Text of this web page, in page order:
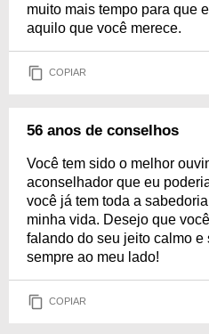
muito mais tempo para que
aquilo que você merece.
COPIAR
56 anos de conselhos
Você tem sido o melhor
aconselhador que eu
você já tem toda a
minha vida. Desejo que
falando do seu jeito calmo
sempre ao meu lado!
COPIAR